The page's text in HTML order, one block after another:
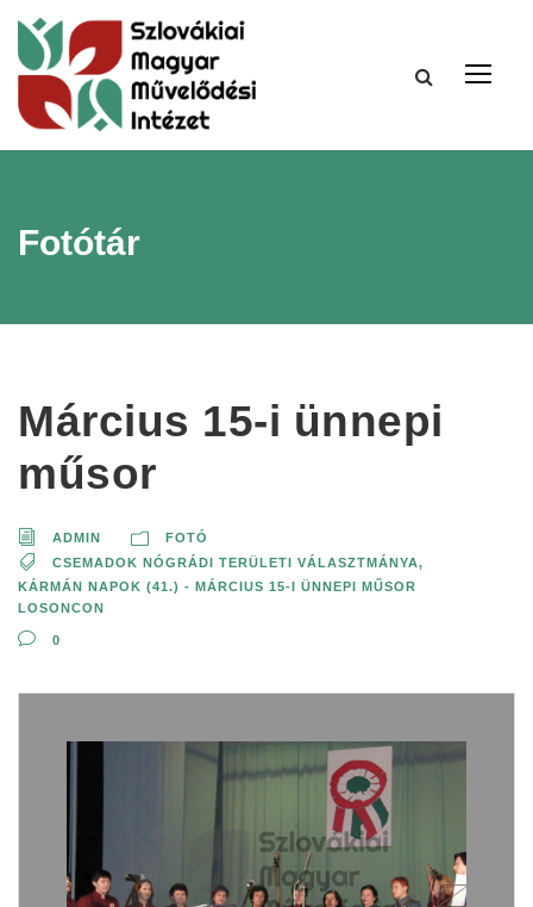
Fotótár
Március 15-i ünnepi
műsor
ADMIN
FOTÓ
CSEMADOK NÓGRÁDI TERÜLETI VÁLASZTMÁNYA,
KÁRMÁN NAPOK (41.) - MÁRCIUS 15-I ÜNNEPI MŰSOR
LOSONCON
0